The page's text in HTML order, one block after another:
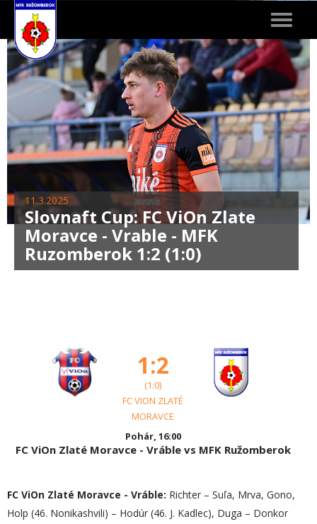
Toggle
11.3.2025
Slovnaft Cup: FC ViOn Zlate
Moravce - Vrable - MFK
Ruzomberok 1:2 (1:0)
1:2
(1:0)
FC VION ZLATÉ
MORAVCE
Pohár, 16:00
FC ViOn Zlaté Moravce - Vráble vs MFK Ružomberok
FC ViOn Zlaté Moravce - Vráble: Richter – Suľa, Mrva, Gono,
Holp (46. Nonikashvili) – Hodúr (46. J. Kadlec), Duga – Donkor